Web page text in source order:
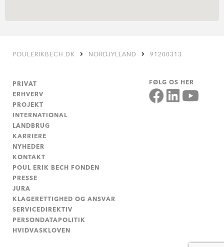
POULERIKBECH.DK NORDJYLLAND 91200313
PRIVAT
ERHVERV
PROJEKT
INTERNATIONAL
LANDBRUG
KARRIERE
NYHEDER
KONTAKT
POUL ERIK BECH FONDEN
PRESSE
JURA
KLAGERETTIGHED OG ANSVAR
SERVICEDIREKTIV
PERSONDATAPOLITIK
HVIDVASKLOVEN
FØLG OS HER